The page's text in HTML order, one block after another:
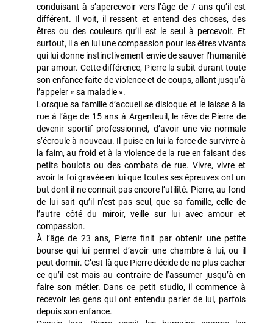
conduisant à s’apercevoir vers l’âge de 7 ans qu’il est
différent. Il voit, il ressent et entend des choses, des
êtres ou des couleurs qu’il est le seul à percevoir. Et
surtout, il a en lui une compassion pour les êtres vivants
qui lui donne instinctivement envie de sauver l’humanité
par amour. Cette différence, Pierre la subit durant toute
son enfance faite de violence et de coups, allant jusqu’à
l’appeler « sa maladie ».
Lorsque sa famille d’accueil se disloque et le laisse à la
rue à l’âge de 15 ans à Argenteuil, le rêve de Pierre de
devenir sportif professionnel, d’avoir une vie normale
s’écroule à nouveau. Il puise en lui la force de survivre à
la faim, au froid et à la violence de la rue en faisant des
petits boulots ou des combats de rue. Vivre, vivre et
avoir la foi gravée en lui que toutes ses épreuves ont un
but dont il ne connait pas encore l’utilité. Pierre, au fond
de lui sait qu’il n’est pas seul, que sa famille, celle de
l’autre côté du miroir, veille sur lui avec amour et
compassion.
À l’âge de 23 ans, Pierre finit par obtenir une petite
bourse qui lui permet d’avoir une chambre à lui, ou il
peut dormir. C’est là que Pierre décide de ne plus cacher
ce qu’il est mais au contraire de l’assumer jusqu’à en
faire son métier. Dans ce petit studio, il commence à
recevoir les gens qui ont entendu parler de lui, parfois
depuis son enfance.